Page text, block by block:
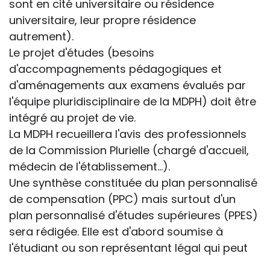
sont en cité universitaire ou résidence
universitaire, leur propre résidence
autrement).
Le projet d'études (besoins
d'accompagnements pédagogiques et
d'aménagements aux examens évalués par
l'équipe pluridisciplinaire de la MDPH) doit être
intégré au projet de vie.
La MDPH recueillera l'avis des professionnels
de la Commission Plurielle (chargé d'accueil,
médecin de l'établissement...).
Une synthèse constituée du plan personnalisé
de compensation (PPC) mais surtout d'un
plan personnalisé d'études supérieures (PPES)
sera rédigée. Elle est d'abord soumise à
l'étudiant ou son représentant légal qui peut